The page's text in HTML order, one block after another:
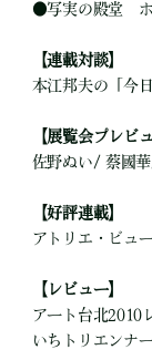
●写実の殿堂
【連載対談】
本江邦夫の「今
【展覧会プレビュ
佐野ぬい/ 蔡國
【好評連載】
アトリエ・ビュ
【レビュー】
アート台北2010
いちトリエンナ